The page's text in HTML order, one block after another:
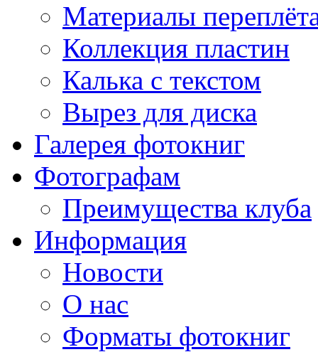
Материалы
Коллекция пластин
Калька с текстом
Вырез для диска
Галерея фотокниг
Фотографам
Преимущества клуба
Информация
Новости
О нас
Форматы фотокниг